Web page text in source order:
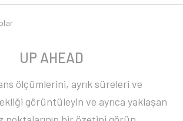
UP AHEAD
ölçümlerini, ayrık süreleri ve
görüntüleyin ve ayrıca yaklaşan